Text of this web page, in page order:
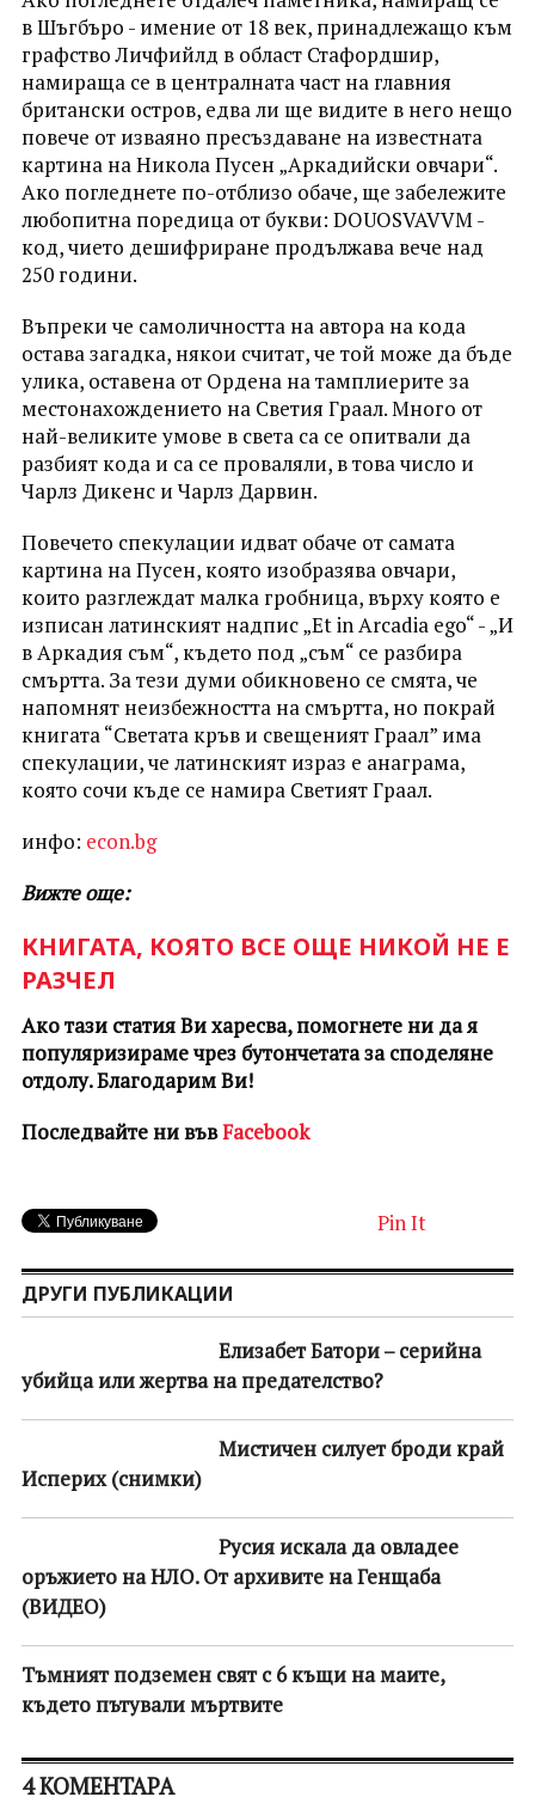
в Шъгбъро - имение от 18 век, принадлежащо към
графство Личфийлд в област Стафордшир,
намиращa се в централната част на главния
британски остров, едва ли ще видите в него нещо
повече от изваяно пресъздаване на известната
картина на Никола Пусен „Аркадийски овчари“.
Ако погледнете по-отблизо обаче, ще забележите
любопитна поредица от букви: DOUOSVAVVM -
код, чието дешифриране продължава вече над
250 години.
Въпреки че самоличността на автора на кода
остава загадка, някои считат, че той може да бъде
улика, оставена от Ордена на тамплиерите за
местонахождението на Светия Граал. Много от
най-великите умове в света са се опитвали да
разбият кода и са се проваляли, в това число и
Чарлз Дикенс и Чарлз Дарвин.
Повечето спекулации идват обаче от самата
картина на Пусен, която изобразява овчари,
които разглеждат малка гробница, върху която е
изписан латинският надпис „Et in Arcadia ego“ - „И
в Аркадия съм“, където под „съм“ се разбира
смъртта. За тези думи обикновено се смята, че
напомнят неизбежността на смъртта, но покрай
книгата “Светата кръв и свещеният Граал” има
спекулации, че латинският израз е анаграма,
която сочи къде се намира Светият Граал.
инфо: econ.bg
Вижте още:
КНИГАТА, КОЯТО ВСЕ ОЩЕ НИКОЙ НЕ Е
РАЗЧЕЛ
Ако тази статия Ви харесва, помогнете ни да я
популяризираме чрез бутончетата за споделяне
отдолу. Благодарим Ви!
Последвайте ни въвFacebook
Pin It
ДРУГИ ПУБЛИКАЦИИ
Елизабет Батори – серийна
убийца или жертва на предателство?
Мистичен силует броди край
Исперих (снимки)
Русия искала да овладее
оръжието на НЛО. От архивите на Генщаба
(ВИДЕО)
Тъмният подземен свят с 6 къщи на маите,
където пътували мъртвите
4 КОМЕНТАРА